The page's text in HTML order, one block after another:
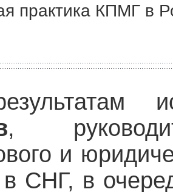
практика КПМГ в
,
и
СНГ, в